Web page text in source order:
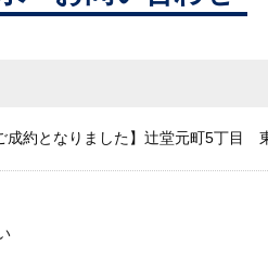
成約となりました】辻堂元町5丁目